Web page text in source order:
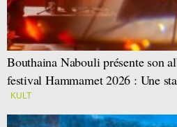
Bouthaina Nabouli présente son
festival Hammamet 2026 : Une
KULT